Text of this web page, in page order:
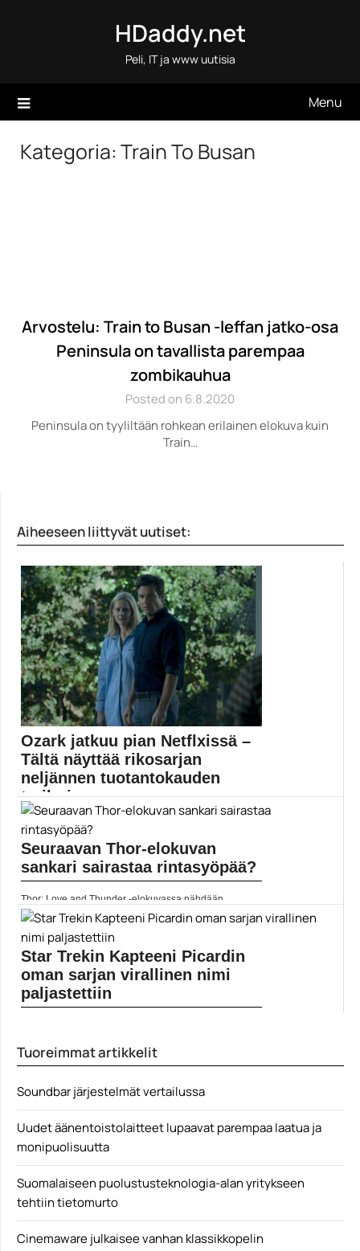
HDaddy.net
Peli, IT ja www uutisia
Menu
Kategoria: Train To Busan
Arvostelu: Train to Busan -leffan jatko-osa
Peninsula on tavallista parempaa
zombikauhua
Posted on 6.8.2020
Peninsula on tyyliltään rohkean erilainen elokuva kuin
Train…
Aiheeseen liittyvät uutiset:
Ozark jatkuu pian Netflxissä –
Tältä näyttää rikosarjan
neljännen tuotantokauden
traileri
Ozark-sarjan neljäs tuotantokausi jää sen viimeiseksi.
Netflix on...
Elokuvat
Seuraavan Thor-elokuvan
sankari sairastaa rintasyöpää?
Thor: Love and Thunder -elokuvassa nähdään
naispuolinen Thor....
Chris Hemsworth
Star Trekin Kapteeni Picardin
oman sarjan virallinen nimi
paljastettiin
Elokuvat
Tuoreimmat artikkelit
Soundbar järjestelmät vertailussa
Uudet äänentoistolaitteet lupaavat parempaa laatua ja
monipuolisuutta
Suomalaiseen puolustusteknologia-alan yritykseen
tehtiin tietomurto
Cinemaware julkaisee vanhan klassikkopelin